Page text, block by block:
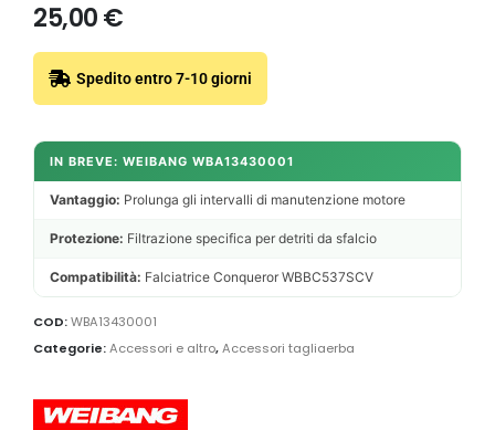
25,00€
Spedito entro 7-10 giorni
IN BREVE: WEIBANG WBA13430001
Vantaggio: Prolunga gli intervalli di manutenzione motore
Protezione: Filtrazione specifica per detriti da sfalcio
Compatibilità: Falciatrice Conqueror WBBC537SCV
COD:WBA13430001
Categorie:Accessori e altro,Accessori tagliaerba